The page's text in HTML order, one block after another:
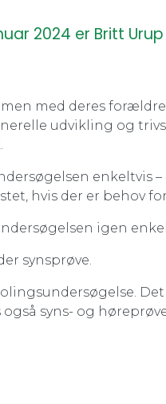
2024 er Britt
med deres
udvikling og
enkeltvis
hvis der er behov
igen
synsprøve.
syns- og